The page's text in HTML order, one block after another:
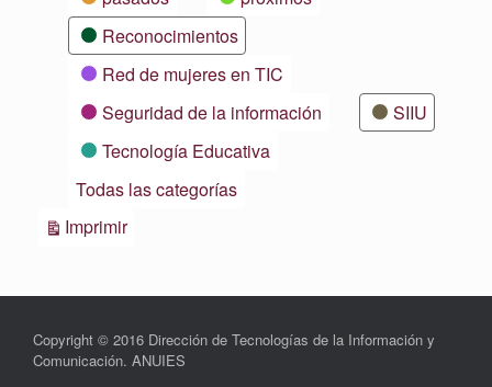
Reconocimientos
Red de mujeres en TIC
Seguridad de la información
SIIU
Tecnología Educativa
Todas las categorías
ImprimirVistas
Copyright © 2016 Dirección de Tecnologías de la Información y
Comunicación. ANUIES